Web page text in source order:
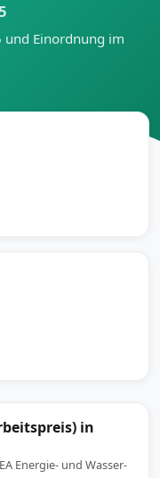
Einordnung im
in
Energie- und Wasser-